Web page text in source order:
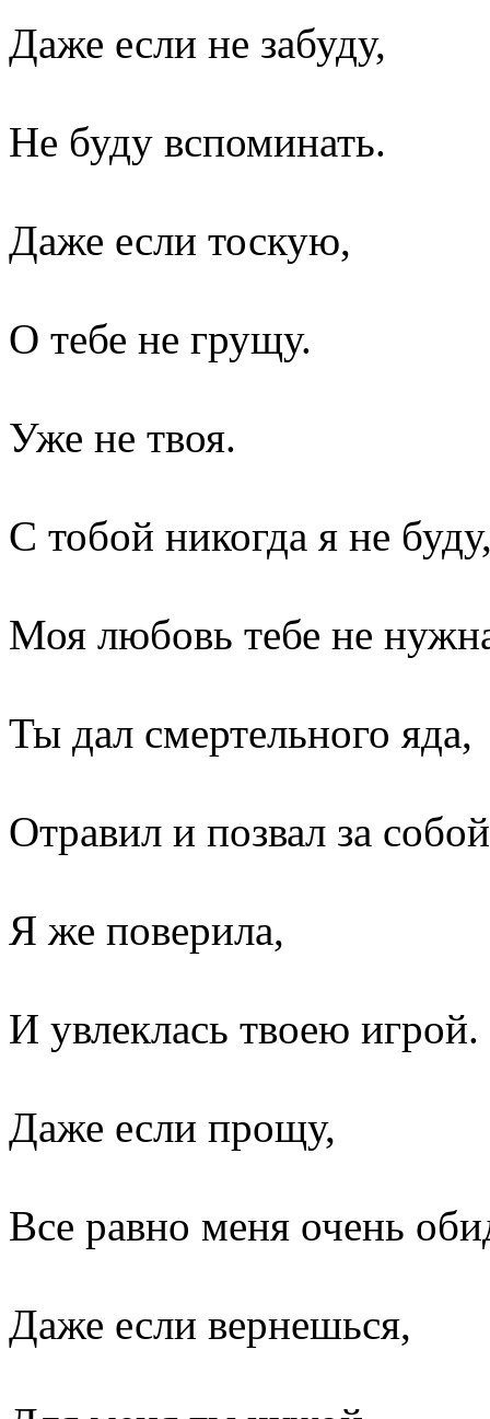
Даже если не забуду,
Не буду вспоминать.
Даже если тоскую,
О тебе не грущу.
Уже не твоя.
С тобой никогда я не
Моя любовь тебе не
Ты дал смертельного яда,
Отравил и позвал за
Я же поверила,
И увлеклась твоею игрой.
Даже если прощу,
Все равно меня очень
Даже если вернешься,